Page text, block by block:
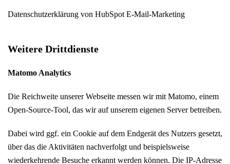
Datenschutzerklärung von HubSpot E-Mail-Marketing
Weitere Drittdienste
Matomo Analytics
Die Reichweite unserer Webseite messen wir mit Matomo, einem
Open-Source-Tool, das wir auf unserem eigenen Server betreiben.
Dabei wird ggf. ein Cookie auf dem Endgerät des Nutzers gesetzt,
über das die Aktivitäten nachverfolgt und beispielsweise
wiederkehrende Besuche erkannt werden können. Die IP-Adresse